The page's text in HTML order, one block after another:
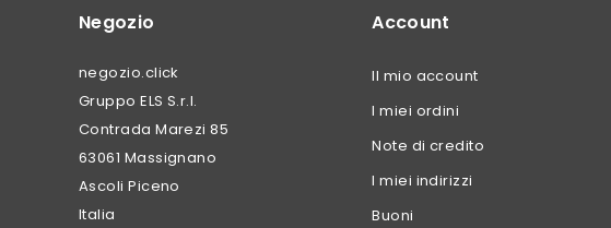
Negozio
negozio.click
Gruppo ELS S.r.l.
Contrada Marezi 85
63061 Massignano
Ascoli Piceno
Italia
Account
Il mio account
I miei ordini
Note di credito
I miei indirizzi
Buoni